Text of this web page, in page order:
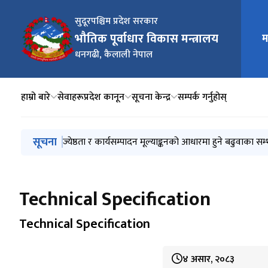
सुदूरपश्चिम प्रदेश सरकार
भौतिक पूर्वाधार विकास मन्त्रालय
धनगढी, कैलाली नेपाल
मुख्य
हाम्रो बारे सेवाहरूप्रदेश कानून सूचना केन्द्र सम्पर्क गर्नुहोस्
मुख्य नेभिगेसनमा जानुहोस्
सूचना सुदूरपश्चिम प्रदेश आयोजना छनोट सम्बन्धी मापदण्ड, २०८३
ज्येष्ठता र कार्यसम्पादन मूल्याङ्कनको आधारमा हुने बढुवाका
शोक विज्ञप्ति
कार्यक्षमताको मूल्याङ्कनको आधारमा हुने बढुवाका सम्भाव्य
जेष्ठता र कासमू आधारमा हुने बढुवाका सम्भाव्य उम्मेदवारको
Technical Specification
Technical Specification
४ असार, २०८३